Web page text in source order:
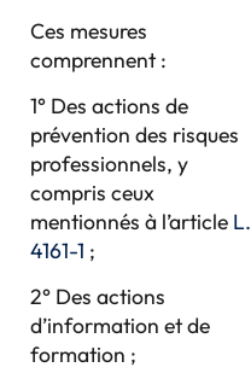
Ces mesures
comprennent :
1° Des actions de
prévention des risques
professionnels, y
compris ceux
mentionnés à l’article L.
4161-1 ;
2° Des actions
d’information et de
formation ;